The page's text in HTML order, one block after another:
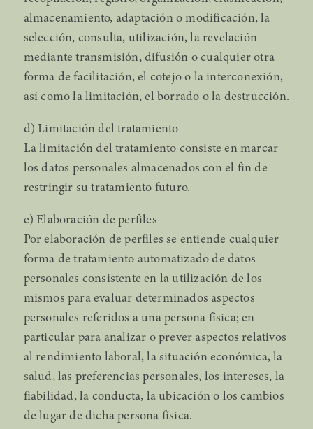
almacenamiento, adaptación o modificación, la
selección, consulta, utilización, la revelación
mediante transmisión, difusión o cualquier otra
forma de facilitación, el cotejo o la interconexión,
así como la limitación, el borrado o la destrucción.
d) Limitación del tratamiento
La limitación del tratamiento consiste en marcar
los datos personales almacenados con el fin de
restringir su tratamiento futuro.
e) Elaboración de perfiles
Por elaboración de perfiles se entiende cualquier
forma de tratamiento automatizado de datos
personales consistente en la utilización de los
mismos para evaluar determinados aspectos
personales referidos a una persona física; en
particular para analizar o prever aspectos relativos
al rendimiento laboral, la situación económica, la
salud, las preferencias personales, los intereses, la
fiabilidad, la conducta, la ubicación o los cambios
de lugar de dicha persona física.